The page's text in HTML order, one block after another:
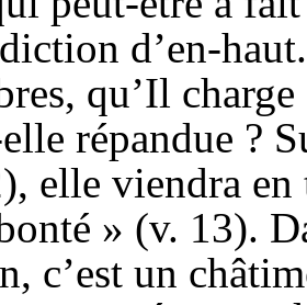
d’en-haut
qu’Il
répandue ?
elle viendra
» (v. 13).
c’est un